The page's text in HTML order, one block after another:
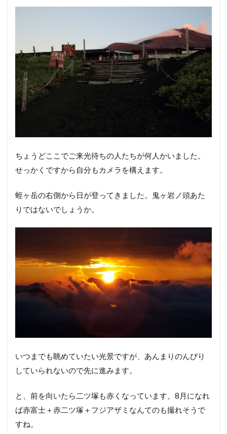
ちょうどここでご来光待ちの人たちが何人かいました。
せっかくですから自分もカメラを構えます。
蛭ヶ岳の右側から日が登ってきました。鬼ヶ岩ノ頭あた
りではないでしょうか。
いつまでも眺めていたい光景ですが、あんまりのんびり
していられないので先に進みます。
と、前を向いたら二ツ塚も赤くなっています。8月になれ
ば赤富士＋赤二ツ塚＋フジアザミなんてのも撮れそうで
すね。